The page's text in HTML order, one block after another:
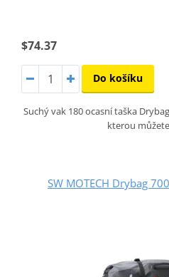
$74.37
Do košíku
Suchý vak 180 ocasní taška
kterou
SW MOTECH Drybag